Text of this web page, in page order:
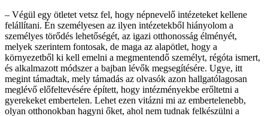
– Végül egy ötletet vetsz fel, hogy népnevelő intézeteket kellene
felállítani. Én személyesen az ilyen intézetekből hiányolom a
személyes törődés lehetőségét, az igazi otthonosság élményét,
melyek szerintem fontosak, de maga az alapötlet, hogy a
környezetből ki kell emelni a megmentendő személyt, régóta ismert,
és alkalmazott módszer a bajban lévők megsegítésére. Ugye, itt
megint támadtak, mely támadás az olvasók azon hallgatólagosan
meglévő előfeltevésére épített, hogy intézményekbe erőltetni a
gyerekeket embertelen. Lehet ezen vitázni mi az embertelenebb,
olyan otthonokban hagyni őket, ahol nem tudnak felkészülni a